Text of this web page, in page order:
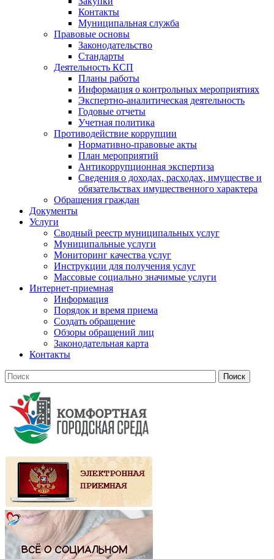
Контакты
Муниципальная служба
Правовые основы
Законодательство
Стандарты
Деятельность КСП
Планы работы
Информация о контрольных мероприятиях
Экспертно-аналитическая деятельность
Годовые отчеты
Учетная политика
Противодействие коррупции
Нормативно-правовые акты
План мероприятий
Антикоррупционная экспертиза
Сведения о доходах, расходах, имуществе и
обязательствах имущественного характера
Обращения граждан
Документы
Услуги
Сводный реестр муниципальных услуг
Муниципальные услуги
Мониторинг качества услуг
Инструкции для получения услуг
Массовые социально значимые услуги
Интернет-приемная
Информация
Порядок и время приема
Создать обращение
Обзоры обращений лиц
Законодательная карта
Контакты